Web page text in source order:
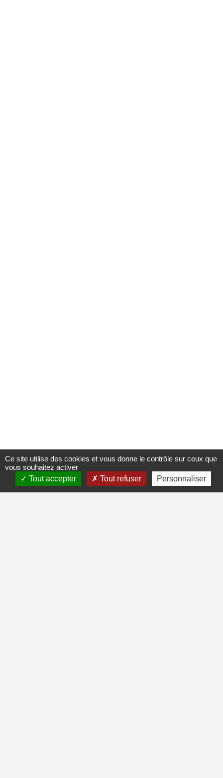
Ce site utilise des cookies et vous donne le contrôle sur ceux que
vous souhaitez activer
Tout accepter
Tout refuser Personnaliser